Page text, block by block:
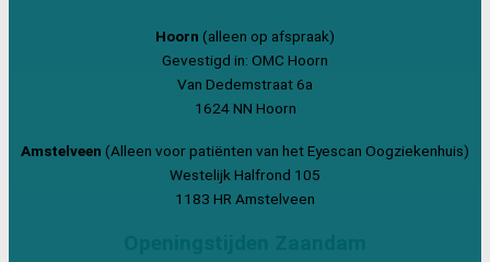
Hoorn (alleen op afspraak)
Gevestigd in: OMC Hoorn
Van Dedemstraat 6a
1624 NN Hoorn
Amstelveen (Alleen voor patiënten van het Eyescan Oogziekenhuis)
Westelijk Halfrond 105
1183 HR Amstelveen